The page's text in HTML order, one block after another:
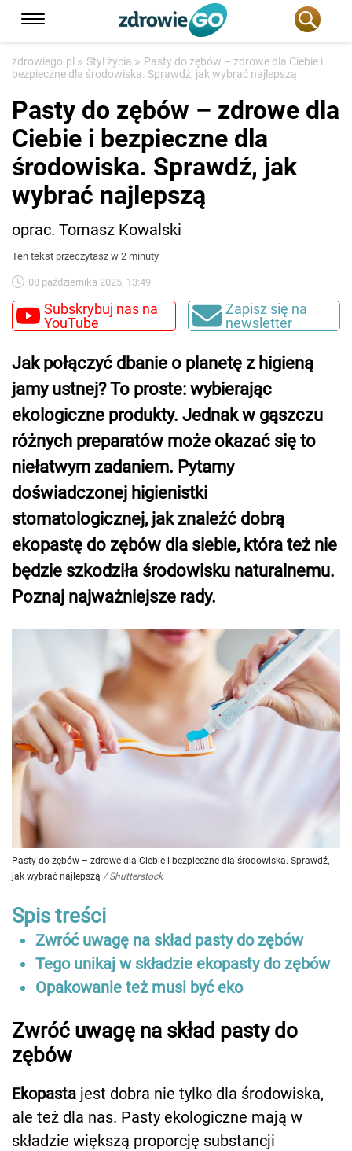
zdrowiego.pl » Styl życia » Pasty do zębów – zdrowe dla Ciebie i
bezpieczne dla środowiska. Sprawdź, jak wybrać najlepszą
Pasty do zębów – zdrowe dla
Ciebie i bezpieczne dla
środowiska. Sprawdź, jak
wybrać najlepszą
oprac. Tomasz Kowalski
Ten tekst przeczytasz w 2 minuty
08 października 2025, 13:49
Subskrybuj nas na
YouTube
Zapisz się na
newsletter
Jak połączyć dbanie o planetę z higieną
jamy ustnej? To proste: wybierając
ekologiczne produkty. Jednak w gąszczu
różnych preparatów może okazać się to
niełatwym zadaniem. Pytamy
doświadczonej higienistki
stomatologicznej, jak znaleźć dobrą
ekopastę do zębów dla siebie, która też nie
będzie szkodziła środowisku naturalnemu.
Poznaj najważniejsze rady.
Pasty do zębów – zdrowe dla Ciebie i bezpieczne dla środowiska. Sprawdź,
jak wybrać najlepszą / Shutterstock
Spis treści
Zwróć uwagę na skład pasty do zębów
Tego unikaj w składzie ekopasty do zębów
Opakowanie też musi być eko
Zwróć uwagę na skład pasty do
zębów
Ekopasta jest dobra nie tylko dla środowiska,
ale też dla nas. Pasty ekologiczne mają w
składzie większą proporcję substancji